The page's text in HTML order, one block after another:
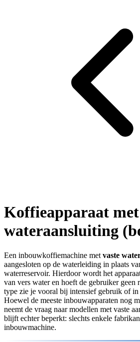
Koffieapparaat met
wateraansluiting
Een inbouwkoffiemachine met vaste
aangesloten op de waterleiding in plaats
waterreservoir. Hierdoor wordt het
van vers water en hoeft de gebruiker
type zie je vooral bij intensief gebruik of in
Hoewel de meeste inbouwapparaten nog
neemt de vraag naar modellen met vaste
blijft echter beperkt: slechts enkele
inbouwmachine.